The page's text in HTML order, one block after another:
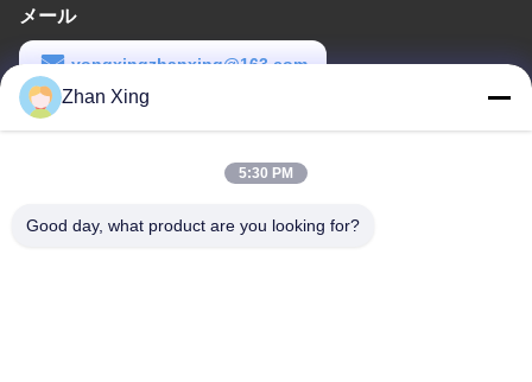
メール
yongxingzhanxing@163.com
労働時間
Zhan Xing
5:30 PM
Good day, what product are you looking for?